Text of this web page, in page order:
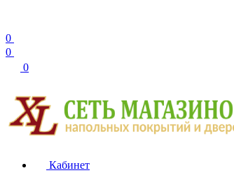
0
0
0
Кабинет